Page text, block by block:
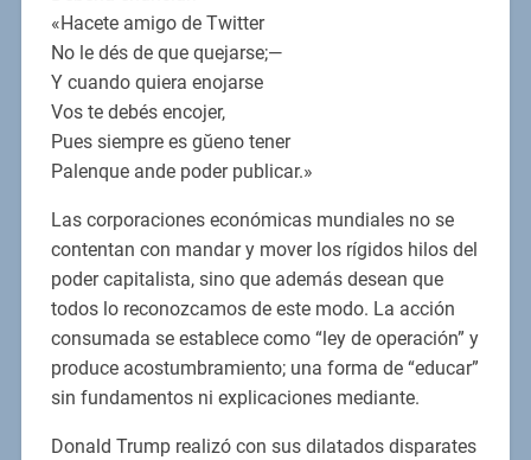
«Hacete amigo de Twitter
No le dés de que quejarse;—
Y cuando quiera enojarse
Vos te debés encojer,
Pues siempre es gŭeno tener
Palenque ande poder publicar.»
Las corporaciones económicas mundiales no se
contentan con mandar y mover los rígidos hilos del
poder capitalista, sino que además desean que
todos lo reconozcamos de este modo. La acción
consumada se establece como “ley de operación” y
produce acostumbramiento; una forma de “educar”
sin fundamentos ni explicaciones mediante.
Donald Trump realizó con sus dilatados disparates